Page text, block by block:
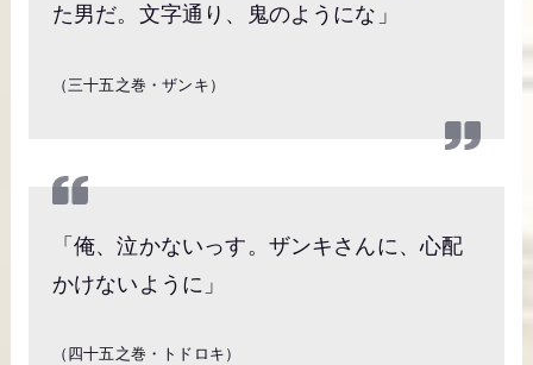
た男だ。文字通り、鬼のようにな」
（三十五之巻・ザンキ）
「俺、泣かないっす。ザンキさんに、心配
かけないように」
（四十五之巻・トドロキ）